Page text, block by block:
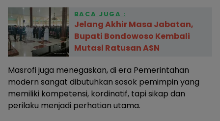
BACA JUGA :
Jelang Akhir Masa Jabatan,
Bupati Bondowoso Kembali
Mutasi Ratusan ASN
Masrofi juga menegaskan, di era Pemerintahan
modern sangat dibutuhkan sosok pemimpin yang
memiliki kompetensi, kordinatif, tapi sikap dan
perilaku menjadi perhatian utama.